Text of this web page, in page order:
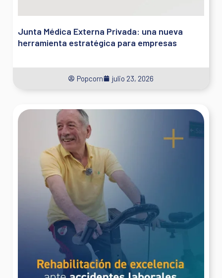
Junta Médica Externa Privada: una nueva
herramienta estratégica para empresas
Popcorn julio 23, 2026